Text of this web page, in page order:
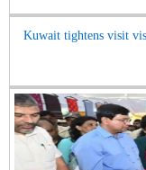
Kuwait tightens visit